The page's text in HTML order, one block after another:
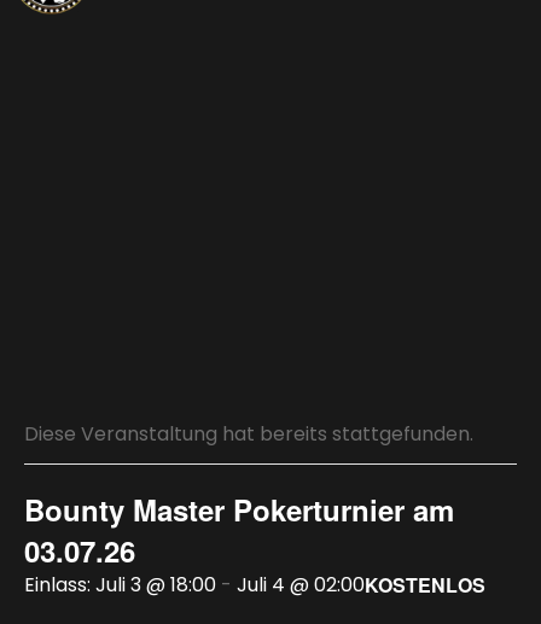
Diese Veranstaltung hat bereits stattgefunden.
Bounty Master Pokerturnier am
03.07.26
Juli 3 @ 18:00 - Juli 4 @ 02:00KOSTENLOS